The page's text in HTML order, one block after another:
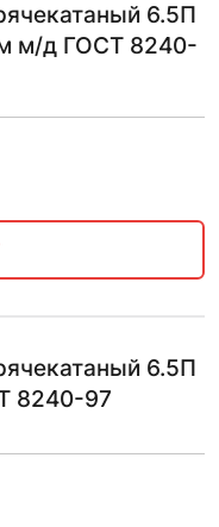
6.5П
м/д ГОСТ 8240-
6.5П
8240-97